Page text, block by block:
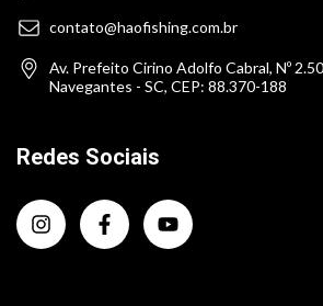
contato@haofishing.com.br
Av. Prefeito Cirino Adolfo Cabral, Nº
Navegantes - SC, CEP: 88.370-188
Redes Sociais